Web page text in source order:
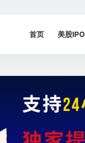
首页 美股IPO